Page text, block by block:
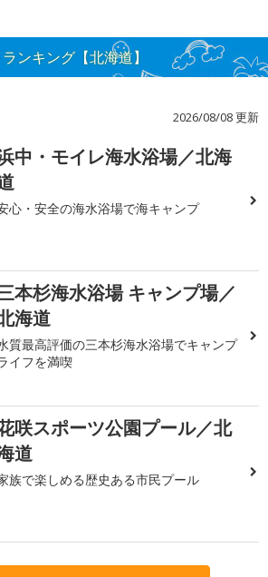
ンキング【北海道】
2026/08/08 更新
中・モイレ海水浴場／北海
心・安全の海水浴場で海キャンプ
本杉海水浴場 キャンプ場／
海道
質最高評価の三本杉海水浴場でキャンプ
イフを満喫
咲スポーツ公園プール／北
道
族で楽しめる歴史ある市民プール